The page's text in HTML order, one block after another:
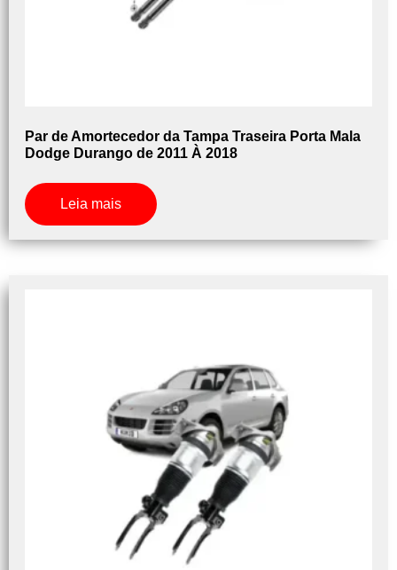
Par de Amortecedor da Tampa Traseira Porta Mala
Dodge Durango de 2011 À 2018
Leia mais